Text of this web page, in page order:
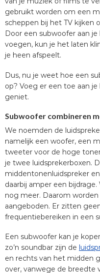
gebruikt worden om een
scheppen bij het TV kijken
Door een subwoofer aan
voegen, kun je het laten
je heen afspeelt.
Dus, nu je weet hoe een
op? Voeg er een toe aan
geniet.
Subwoofer combineren
We noemden de
namelijk een woofer, een
tweeter voor de hoge
je twee luidsprekerboxen.
middentonenluidspreker
daarbij amper een
nog meer. Daarom
aangeboden. Er zitten
frequentiebereiken in een
Een subwoofer kan je
zo’n soundbar zijn de
en rechts van het midden
over, vanwege de breedte